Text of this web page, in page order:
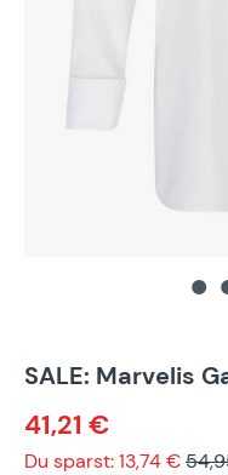
SALE: Marvelis
41,21 €
Du sparst: 13,74 €